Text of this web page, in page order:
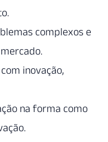
complexos e
inovação,
na forma como